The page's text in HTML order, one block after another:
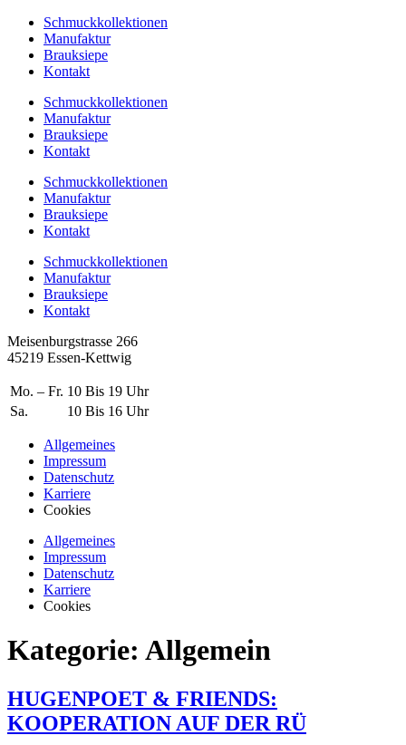
Zum
Inhalt
springen
Schmuckkollektionen
Manufaktur
Brauksiepe
Kontakt
Schmuckkollektionen
Manufaktur
Brauksiepe
Kontakt
Schmuckkollektionen
Manufaktur
Brauksiepe
Kontakt
Schmuckkollektionen
Manufaktur
Brauksiepe
Kontakt
Meisenburgstrasse 266
45219 Essen-Kettwig
Mo. – Fr. 10 Bis 19 Uhr
Sa.
10 Bis 16 Uhr
Allgemeines
Impressum
Datenschutz
Karriere
Cookies
Allgemeines
Impressum
Datenschutz
Karriere
Cookies
Kategorie: Allgemein
HUGENPOET & FRIENDS:
KOOPERATION AUF DER RÜ